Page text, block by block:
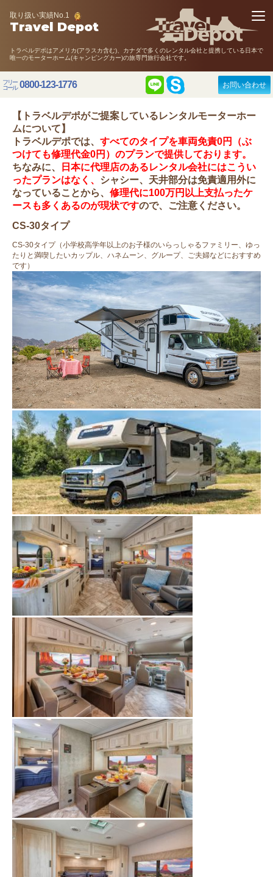
取り扱い実績No.1
Travel Depot
トラベルデポはアメリカ(アラスカ含む)、カナダで多くのレンタル会社と提携している日本で
唯一のモーターホーム(キャンピングカー)の旅専門旅行会社です。
フリー
コール 0800-123-1776 お問い合わせ
【トラベルデポがご提案しているレンタルモーターホー
ムについて】
トラベルデポでは、 すべてのタイプを車両免責0円（ぶ
つけても修理代金0円）のプランで提供しております。
ちなみに、
日本に代理店のあるレンタル会社にはこうい
ったプランはなく、 シャシー、天井部分は免責適用外に
なっていることから、 修理代に100万円以上支払ったケ
ースも多くあるのが現状ですので、ご注意ください。
CS-30タイプ
CS-30タイプ（小学校高学年以上のお子様のいらっしゃるファミリー、ゆっ
たりと満喫したいカップル、ハネムーン、グループ、ご夫婦などにおすすめ
です）